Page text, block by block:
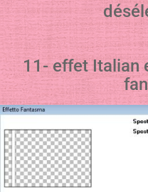
11- effet Italian